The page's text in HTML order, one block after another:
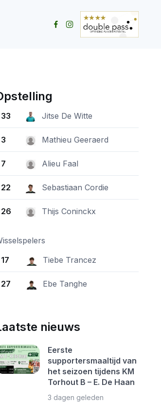
33 Jitse De Witte
3 Mathieu Geeraerd
7 Alieu Faal
22 Sebastiaan Cordie
26 Thijs Coninckx
17
Tiebe Trancez
27 Ebe Tanghe
nieuws
Eerste
supportersmaaltijd van
het seizoen tijdens KM
Torhout B – E. De Haan
3 dagen geleden